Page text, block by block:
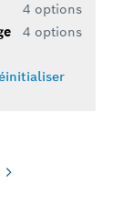
4 options
4 options